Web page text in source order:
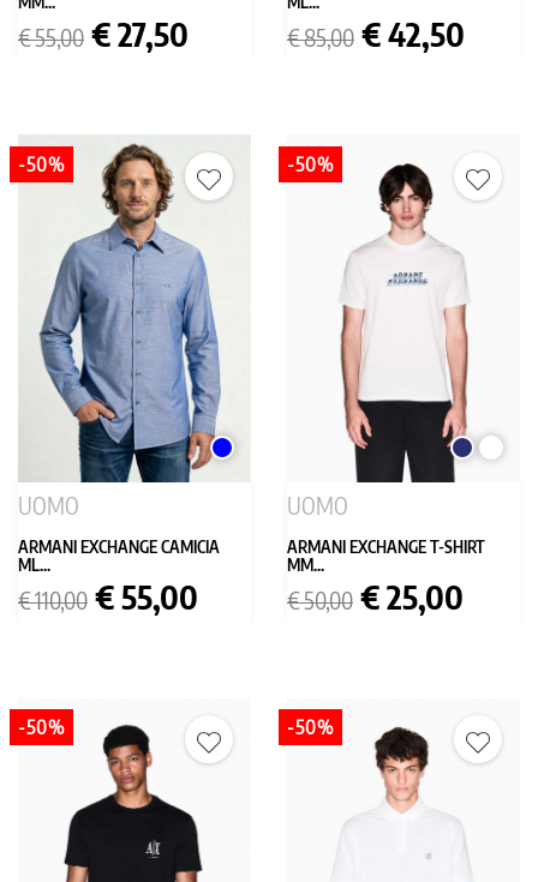
Prezzo
base
€ 55,00 Prezzo
€ 27,50 Prezzo
base
€ 85,00 Prezzo
€ 42,50
BLU
UOMO
ARMANI EXCHANGE CAMICIA
ML...
Prezzo
base
€ 110,00 Prezzo
€ 55,00
-50%
BLU
SCURO
UOMO
ARMANI EXCHANGE T-SHIRT
MM...
Prezzo
base
€ 50,00 Prezzo
€ 25,00
-50%
-50% -50%